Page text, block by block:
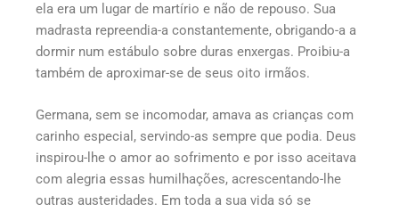
ela era um lugar de martírio e não de repouso. Sua
madrasta repreendia-a constantemente, obrigando-a a
dormir num estábulo sobre duras enxergas. Proibiu-a
também de aproximar-se de seus oito irmãos.
Germana, sem se incomodar, amava as crianças com
carinho especial, servindo-as sempre que podia. Deus
inspirou-lhe o amor ao sofrimento e por isso aceitava
com alegria essas humilhações, acrescentando-lhe
outras austeridades. Em toda a sua vida só se